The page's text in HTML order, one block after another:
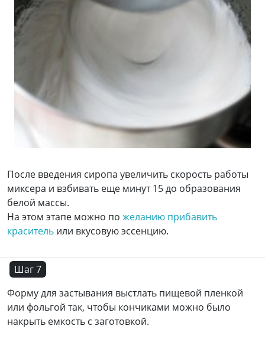
После введения сиропа увеличить скорость работы
миксера и взбивать еще минут 15 до образования
белой массы.
На этом этапе можно по желанию прибавить
краситель или вкусовую эссенцию.
Шаг 7
Форму для застывания выстлать пищевой пленкой
или фольгой так, чтобы кончиками можно было
накрыть емкость с заготовкой.